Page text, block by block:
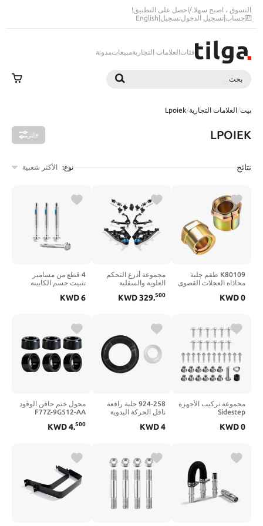
التسوق ، اصبح سهلا./احصل على التطبيق!
حساب|تسجيل الدخولتسجيل|
English
فئات العلامات التجاريةمبيعاتمدونة
بحث
بيت/ العلامات التجارية/
Lpoiek
LPOIEK فلتر
نتائج نوع: الأكثر شعبية
K80109 طقم جلبة
محاذاة العجلات القصوى
& 2WD، # 44-5094،
45K6525، HXR-94
KWD0
مجموعة أذرع التحكم
العلوية والسفلية
مباشرة 88-98 تشيفيKWD329.500
4 قطع من مسامير
تثبيت جسم الكابينة
تشيفي سيلفرادو جي إم
يوكون، كاديلاك
15704260
KWD6
مجموعة تركيب الأجهزة
Sidestep
68193128AA
KWD0
924-258 جلبة رافعة
ناقل الحركة اليدوية
335050K010 33505-
35010
KWD4
محول ختم حاقن الوقود
F77Z-9G512-AA
Ford Explorer Sport
Mountaineer، 6
028، 1F22-13-254،
1F82-13-250
KWD4.500